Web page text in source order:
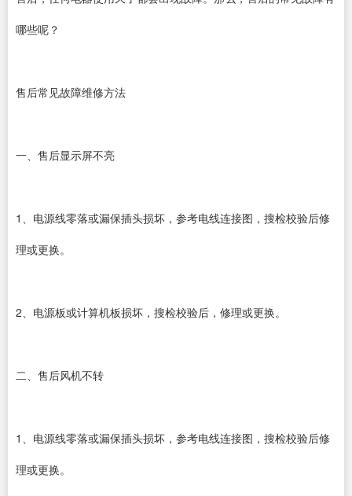
哪些呢？
售后常见故障维修方法
一、售后显示屏不亮
1、电源线零落或漏保插头损坏，参考电线连接图，搜检校验后修
理或更换。
2、电源板或计算机板损坏，搜检校验后，修理或更换。
二、售后风机不转
1、电源线零落或漏保插头损坏，参考电线连接图，搜检校验后修
理或更换。